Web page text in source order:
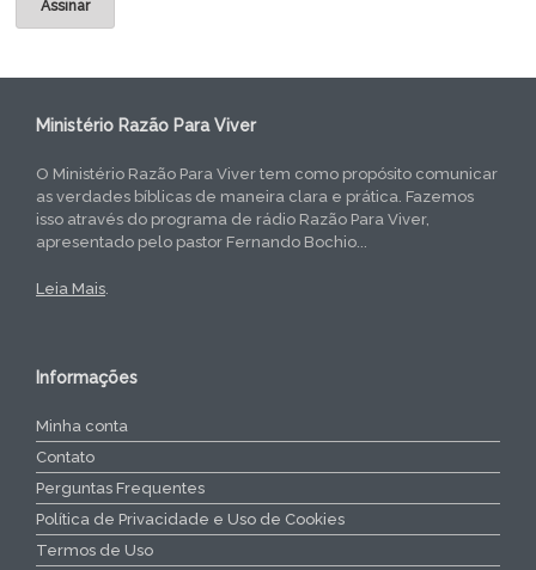
Ministério Razão Para Viver
O Ministério Razão Para Viver tem como propósito comunicar
as verdades bíblicas de maneira clara e prática. Fazemos
isso através do programa de rádio Razão Para Viver,
apresentado pelo pastor Fernando Bochio...
Leia Mais
Informações
Minha conta
Contato
Perguntas Frequentes
Política de Privacidade e Uso de Cookies
Termos de Uso